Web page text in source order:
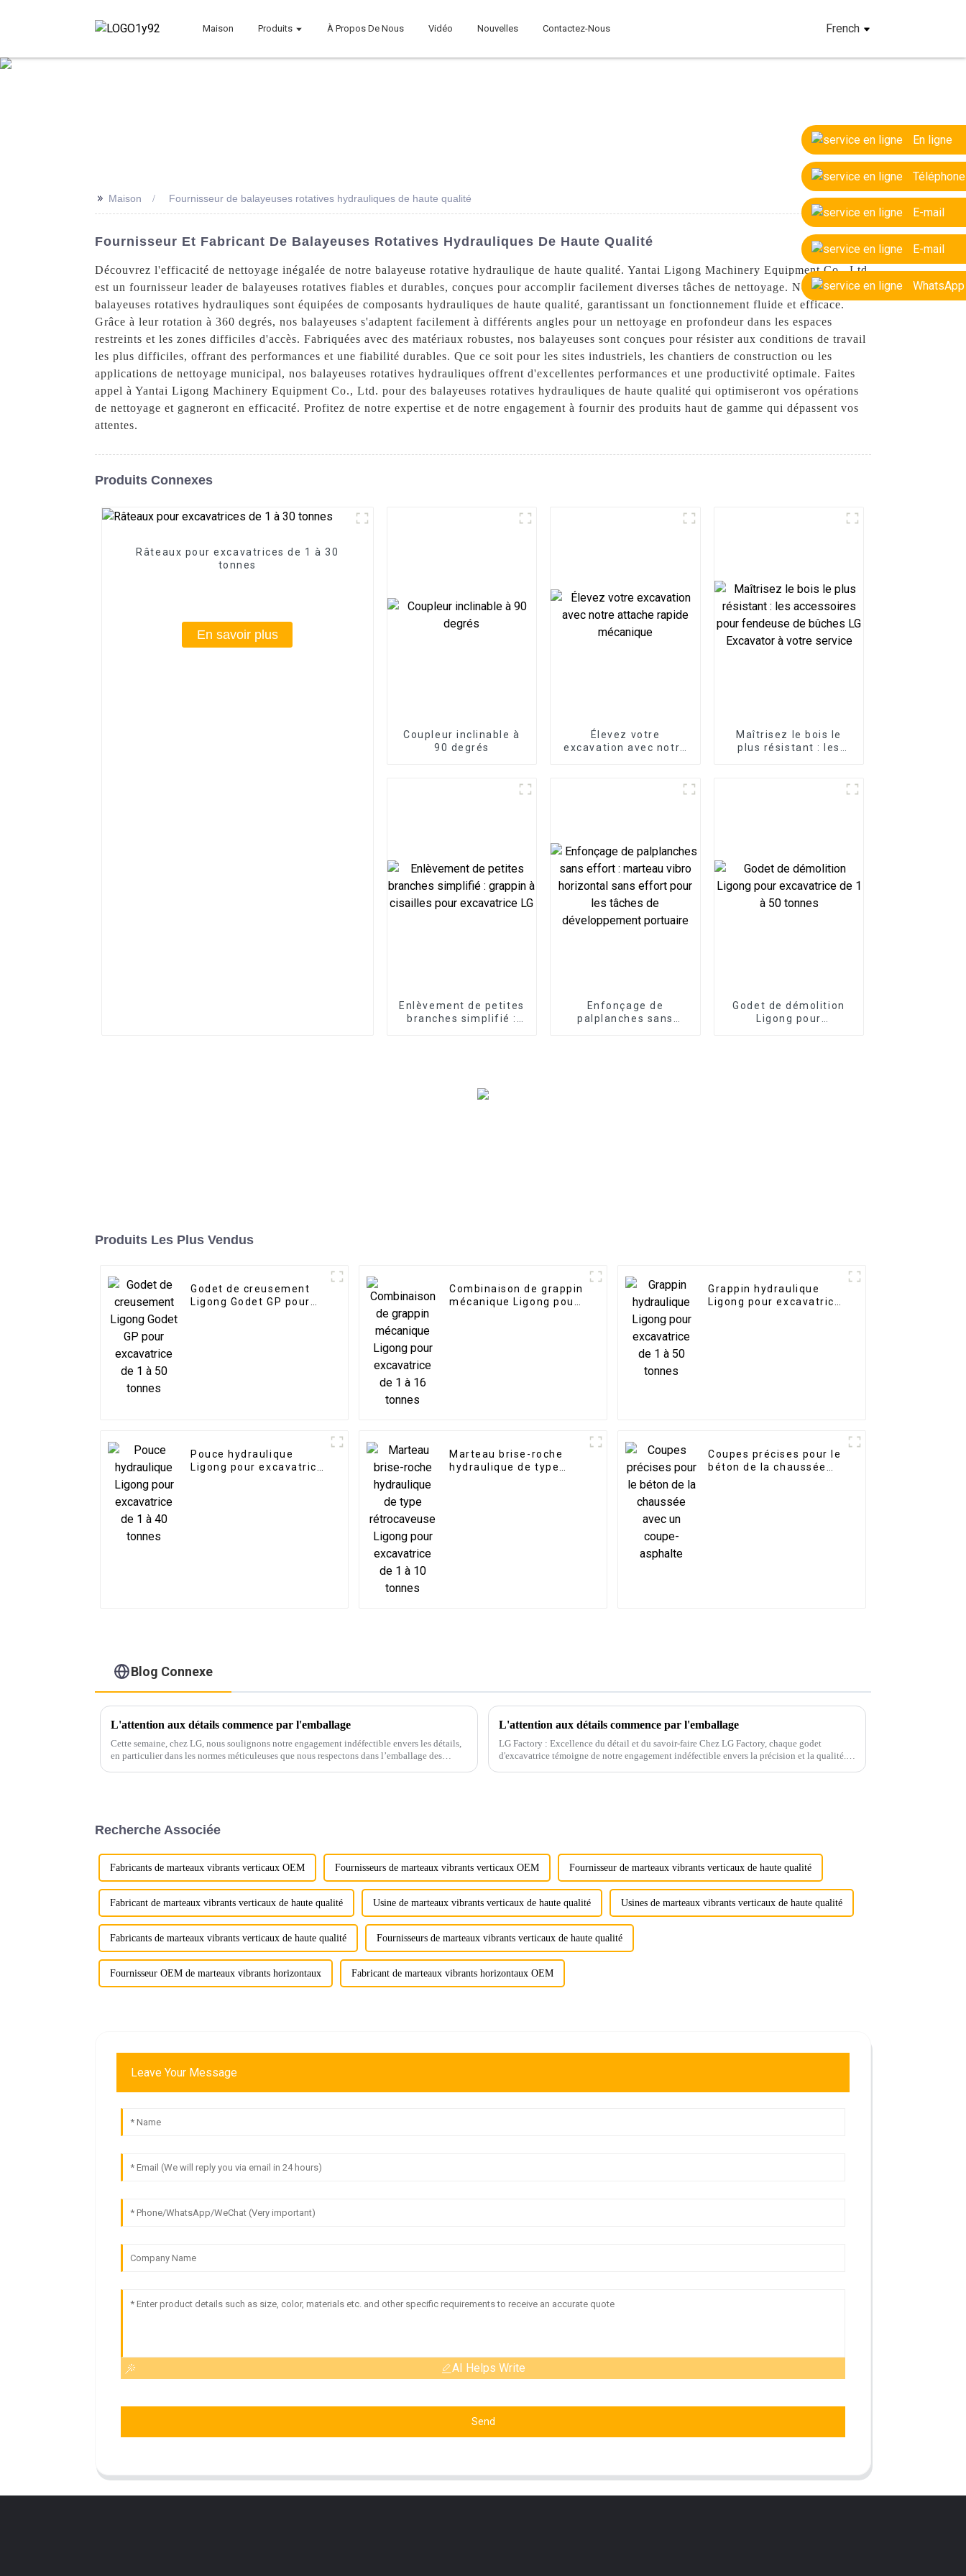
Maison Produits À Propos De Nous Vidéo Nouvelles Contactez-Nous French
En ligne
Téléphone
E-mail
E-mail
WhatsApp
>> Maison Fournisseur de balayeuses rotatives hydrauliques de haute qualité
Fournisseur Et Fabricant De Balayeuses Rotatives Hydrauliques De Haute Qualité
Découvrez l'efficacité de nettoyage inégalée de notre balayeuse rotative hydraulique de haute qualité. Yantai Ligong Machinery Equipment Co., Ltd.
est un fournisseur leader de balayeuses rotatives fiables et durables, conçues pour accomplir facilement diverses tâches de nettoyage. Nos
balayeuses rotatives hydrauliques sont équipées de composants hydrauliques de haute qualité, garantissant un fonctionnement fluide et efficace.
Grâce à leur rotation à 360 degrés, nos balayeuses s'adaptent facilement à différents angles pour un nettoyage en profondeur dans les espaces
restreints et les zones difficiles d'accès. Fabriquées avec des matériaux robustes, nos balayeuses sont conçues pour résister aux conditions de travail
les plus difficiles, offrant des performances et une fiabilité durables. Que ce soit pour les sites industriels, les chantiers de construction ou les
applications de nettoyage municipal, nos balayeuses rotatives hydrauliques offrent d'excellentes performances et une productivité optimale. Faites
appel à Yantai Ligong Machinery Equipment Co., Ltd. pour des balayeuses rotatives hydrauliques de haute qualité qui optimiseront vos opérations
de nettoyage et gagneront en efficacité. Profitez de notre expertise et de notre engagement à fournir des produits haut de gamme qui dépassent vos
attentes.
Produits Connexes
Râteaux pour excavatrices de 1 à 30
tonnes
En savoir plus
Coupleur inclinable à
90 degrés
Élevez votre
excavation avec notre
Maîtrisez le bois le
plus résistant : les
Enlèvement de petites
branches simplifié :
Enfonçage de
palplanches sans
Godet de démolition
Ligong pour
Produits Les Plus Vendus
Godet de creusement
Ligong Godet GP pour
Combinaison de grappin
mécanique Ligong pour
Grappin hydraulique
Ligong pour excavatrice
Pouce hydraulique
Ligong pour excavatrice
Marteau brise-roche
hydraulique de type
Coupes précises pour le
béton de la chaussée
Blog Connexe
L'attention aux détails commence par l'emballage
Cette semaine, chez LG, nous soulignons notre engagement indéfectible envers les détails,
en particulier dans les normes méticuleuses que nous respectons dans l’emballage des
L'attention aux détails commence par l'emballage
LG Factory : Excellence du détail et du savoir-faire Chez LG Factory, chaque godet
d'excavatrice témoigne de notre engagement indéfectible envers la précision et la qualité.
Recherche Associée
Fabricants de marteaux vibrants verticaux OEM Fournisseurs de marteaux vibrants verticaux OEM Fournisseur de marteaux vibrants verticaux de haute qualité
Fabricant de marteaux vibrants verticaux de haute qualité Usine de marteaux vibrants verticaux de haute qualité Usines de marteaux vibrants verticaux de haute qualité
Fabricants de marteaux vibrants verticaux de haute qualité Fournisseurs de marteaux vibrants verticaux de haute qualité
Fournisseur OEM de marteaux vibrants horizontaux Fabricant de marteaux vibrants horizontaux OEM
Leave Your Message
AI Helps Write
Send